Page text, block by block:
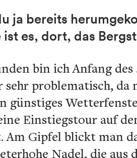
ja bereits
es, dort, das
bin ich Anfang
problematisch, da
günstiges
Einstiegstour auf
Am Gipfel blickt man
Nadel, die aus